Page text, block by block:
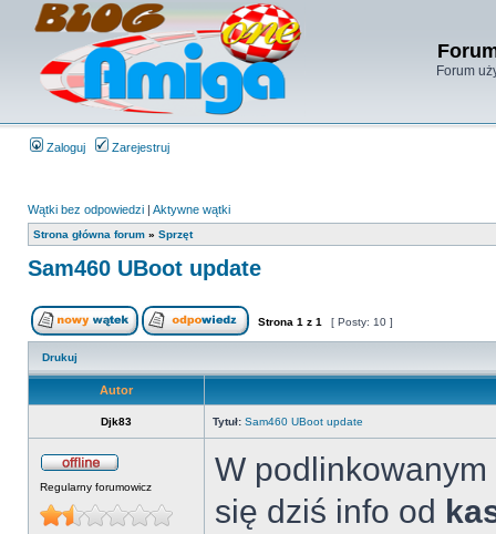
Forum
Zaloguj Zarejestruj
Wątki bez odpowiedzi | Aktywne wątki
Strona główna forum » Sprzęt
Sam460 UBoot update
Strona 1 z 1 [ Posty: 10 ]
Drukuj
Autor
Djk83 Tytuł: Sam460 UBoot update
Regularny forumowicz
W podlinkowanym
się dziś info od